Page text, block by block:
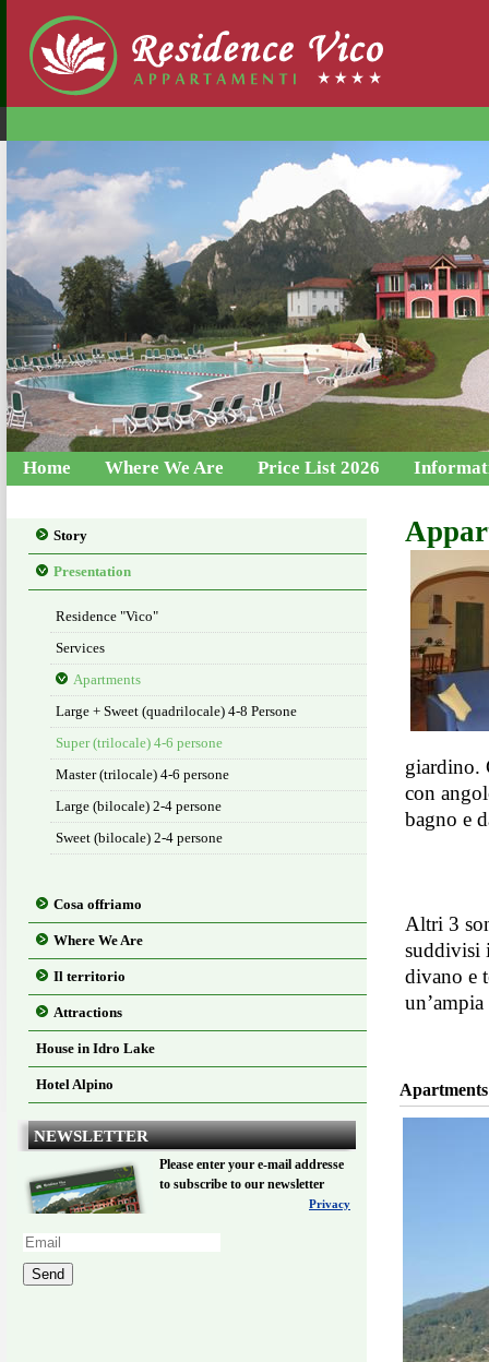
Home Where We Are Price List 2026
Story
Presentation
Residence "Vico"
Services
Apartments
Large + Sweet (quadrilocale) 4-8 Persone
Super (trilocale) 4-6 persone
Master (trilocale) 4-6 persone
Large (bilocale) 2-4 persone
Sweet (bilocale) 2-4 persone
Cosa offriamo
Where We Are
Il territorio
Attractions
House in Idro Lake
Hotel Alpino
NEWSLETTER
Please enter your e-mail addresse
to subscribe to our newsletter
Privacy
Send
giardino.
con
bagno e
Altri 3
suddivisi
divano e